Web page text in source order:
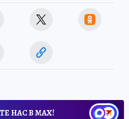
НАС В МАХ!